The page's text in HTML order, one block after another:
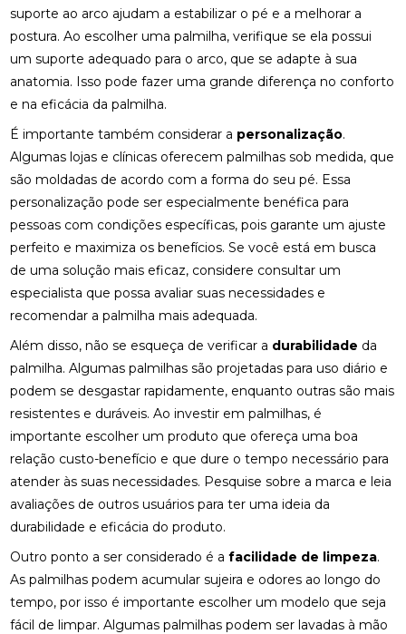
suporte ao arco ajudam a estabilizar o pé e a melhorar a
postura. Ao escolher uma palmilha, verifique se ela possui
um suporte adequado para o arco, que se adapte à sua
anatomia. Isso pode fazer uma grande diferença no conforto
e na eficácia da palmilha.
É importante também considerar a personalização.
Algumas lojas e clínicas oferecem palmilhas sob medida, que
são moldadas de acordo com a forma do seu pé. Essa
personalização pode ser especialmente benéfica para
pessoas com condições específicas, pois garante um ajuste
perfeito e maximiza os benefícios. Se você está em busca
de uma solução mais eficaz, considere consultar um
especialista que possa avaliar suas necessidades e
recomendar a palmilha mais adequada.
Além disso, não se esqueça de verificar a durabilidade da
palmilha. Algumas palmilhas são projetadas para uso diário e
podem se desgastar rapidamente, enquanto outras são mais
resistentes e duráveis. Ao investir em palmilhas, é
importante escolher um produto que ofereça uma boa
relação custo-benefício e que dure o tempo necessário para
atender às suas necessidades. Pesquise sobre a marca e leia
avaliações de outros usuários para ter uma ideia da
durabilidade e eficácia do produto.
Outro ponto a ser considerado é afacilidade de limpeza.
As palmilhas podem acumular sujeira e odores ao longo do
tempo, por isso é importante escolher um modelo que seja
fácil de limpar. Algumas palmilhas podem ser lavadas à mão
COMO A QUIROPRAXIA PODE ALIVIAR DORES NO
JOELHO
COMO AS PALMILHAS AJUDAM NO SEU
TRATAMENTO?
COMO AS PALMILHAS PARA JOANETE PODEM
MELHORAR SEU CONFORTO
COMO ENCONTRAR QUIROPRAXIA PERTO DE VOCÊ
PARA ALÍVIO DAS DORES
COMO ENCONTRAR UM ACUPUNTURISTA
COMO ESCOLHER A PALMILHA IDEAL PARA PÉ
CHATO E MELHORAR SEU CONFORTO
COMO ESCOLHER O MELHOR ACUPUNTURISTA
PARA SUAS NECESSIDADES DE SAÚDE
COMO ESCOLHER O MELHOR ACUPUNTURISTA
COMO FUNCIONA A CONSULTA COM UM
ACUPUNTURISTA E O QUE ESPERAR
CLÍNICA?
COMO MONTAR SUA CLÍNICA?
CONSULTA COM ACUPUNTURISTA: O QUE ESPERAR